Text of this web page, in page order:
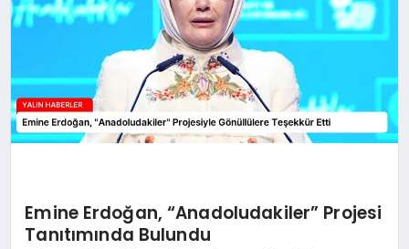
Emine Erdoğan, “Anadoludakiler” Projesi
Tanıtımında Bulundu